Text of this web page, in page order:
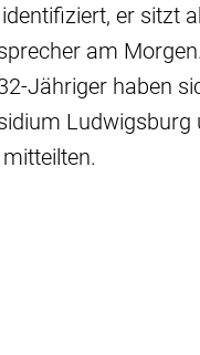
er sitzt
am
Jähriger haben
Ludwigsburg